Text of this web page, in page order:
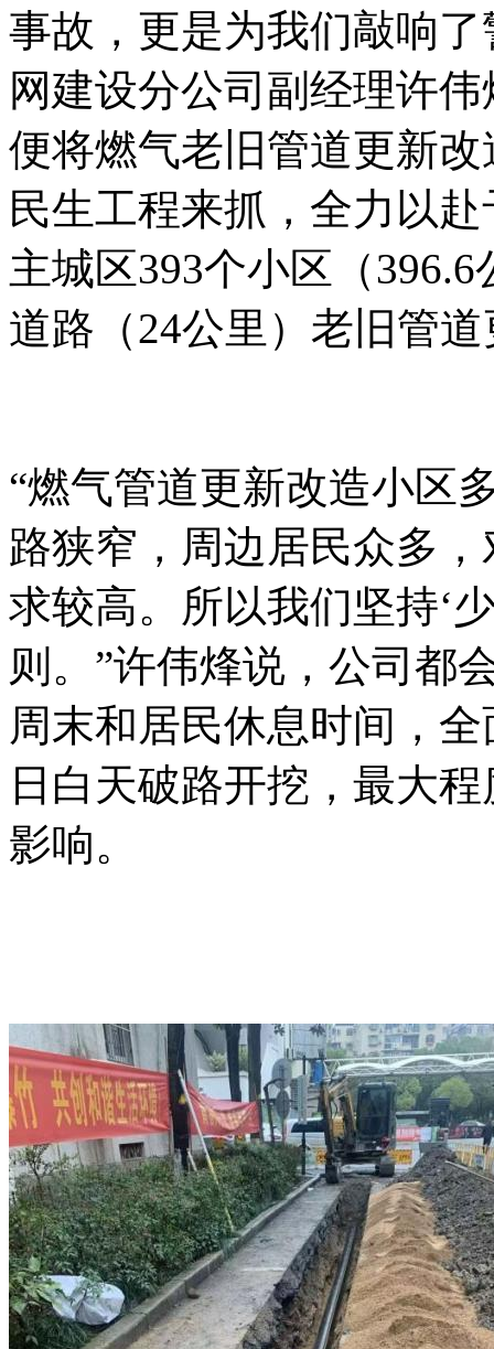
事故，更是为我们敲响
网建设分公司副经理许
便将燃气老旧管道更新
民生工程来抓，全力以
主城区393个小区（
道路（24公里）老旧管
“燃气管道更新改造小区
路狭窄，周边居民众多
求较高。所以我们坚持‘
则。”许伟烽说，公司都
周末和居民休息时间，
日白天破路开挖，最大
影响。